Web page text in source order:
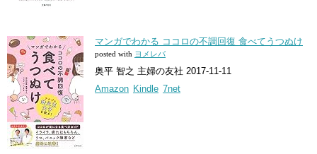
マンガでわかる ココロの不調回復 食べてうつぬけ
posted with ヨメレバ
奥平 智之 主婦の友社 2017-11-11
Amazon Kindle 7net